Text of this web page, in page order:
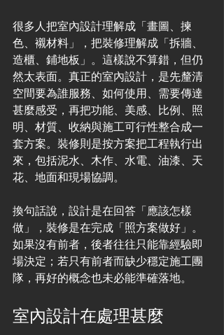
很多人把室內設計理解成「畫圖、揀
色、襯材料」，把裝修理解成「拆牆、
造櫃、鋪地板」。這樣說不算錯，但仍
然太表面。真正的室內設計，是先釐清
空間要為誰服務、如何使用、需要傳達
甚麼感受，再把功能、美感、比例、照
明、材質、收納與施工可行性整合成一
套方案。裝修則是按方案把工程執行出
來，包括泥水、木作、水電、油漆、天
花、地面和現場協調。
換句話說，設計是在回答「應該怎樣
做」，裝修是在完成「照方案做好」。
如果沒有前者，後者往往只能靠經驗即
場決定；若只有前者而缺少穩定施工團
隊，再好的概念也未必能準確落地。
室內設計在處理甚麼